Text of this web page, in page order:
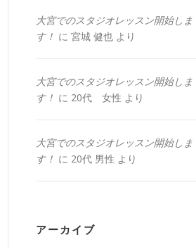
大宮でのスタジオレッスン開始しま
す！ に 宮城 健也 より
大宮でのスタジオレッスン開始しま
す！ に 20代 女性 より
大宮でのスタジオレッスン開始しま
す！ に 20代 男性 より
アーカイブ